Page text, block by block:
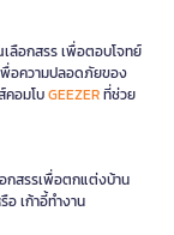
อกสรร เพื่อตอบโจทย์
พื่อความปลอดภัยของ
คอมโบGEEZERที่ช่วย
กสรรเพื่อตกแต่งบ้าน
อ เก้าอี้ทำงาน